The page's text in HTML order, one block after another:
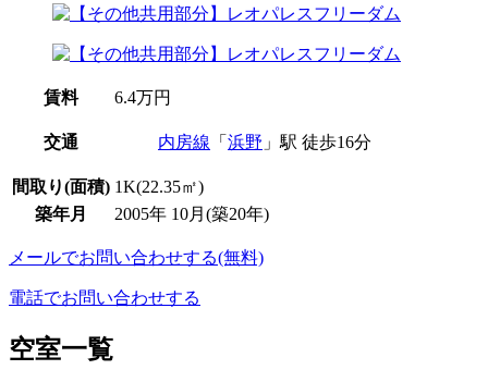
賃料 6.4万円
交通 内房線 「 浜野 」駅 徒歩16分
間取り(面積) 1K(22.35㎡)
築年月
2005年 10月(築20年)
メールでお問い合わせする(無料)
電話でお問い合わせする
空室一覧